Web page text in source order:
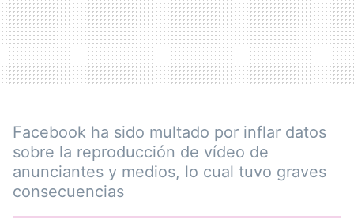
Facebook ha sido multado por inflar datos
sobre la reproducción de vídeo de
anunciantes y medios, lo cual tuvo graves
consecuencias